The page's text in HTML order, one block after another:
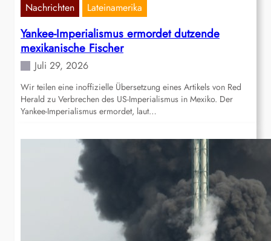
Nachrichten Lateinamerika
Yankee-Imperialismus ermordet dutzende
mexikanische Fischer
Juli 29, 2026
Wir teilen eine inoffizielle Übersetzung eines Artikels von Red
Herald zu Verbrechen des US-Imperialismus in Mexiko. Der
Yankee-Imperialismus ermordet, laut…